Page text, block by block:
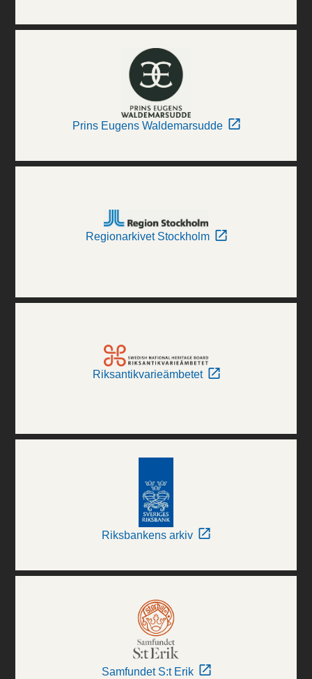
Prins Eugens Waldemarsudde
Regionarkivet Stockholm
Riksantikvarieämbetet
Riksbankens arkiv
Samfundet S:t Erik